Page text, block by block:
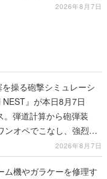
2026年8月7日
を操る砲撃シミュレーシ
』が本日8月7日
。弾道計算から砲弾装
ンオペでこなし、強烈な
ロマンある作品2026年8月7日
ム機やガラケーを修理す